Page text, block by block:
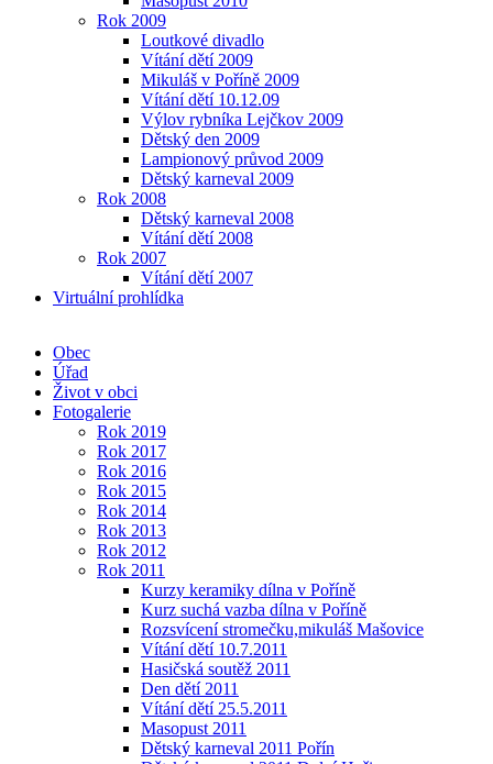
Rok 2009
Loutkové divadlo
Vítání dětí 2009
Mikuláš v Poříně 2009
Vítání dětí 10.12.09
Výlov rybníka Lejčkov 2009
Dětský den 2009
Lampionový průvod 2009
Dětský karneval 2009
Rok 2008
Dětský karneval 2008
Vítání dětí 2008
Rok 2007
Vítání dětí 2007
Virtuální prohlídka
Obec
Úřad
Život v obci
Fotogalerie
Rok 2019
Rok 2017
Rok 2016
Rok 2015
Rok 2014
Rok 2013
Rok 2012
Rok 2011
Kurzy keramiky dílna v Poříně
Kurz suchá vazba dílna v Poříně
Rozsvícení stromečku,mikuláš Mašovice
Vítání dětí 10.7.2011
Hasičská soutěž 2011
Den dětí 2011
Vítání dětí 25.5.2011
Masopust 2011
Dětský karneval 2011 Pořín